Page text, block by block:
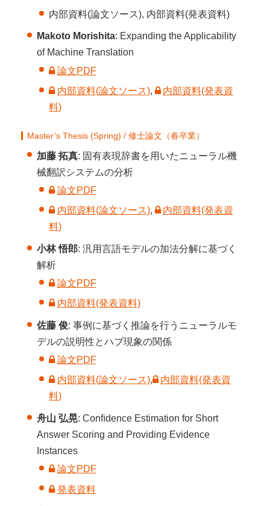
内部資料(論文ソース), 内部資料(発表資料)
Makoto Morishita: Expanding the Applicability
of Machine Translation
論文PDF
内部資料(論文ソース),
内部資料(発表資
料)
Master’s Thesis (Spring) / 修士論文（春卒業）
加藤 拓真: 固有表現辞書を用いたニューラル機
械翻訳システムの分析
論文PDF
内部資料(論文ソース),
内部資料(発表資
料)
小林 悟郎: 汎⽤⾔語モデルの加法分解に基づく
解析
論文PDF
内部資料(発表資料)
佐藤 俊: 事例に基づく推論を行うニューラルモ
デルの説明性とハブ現象の関係
論文PDF
内部資料(論文ソース),
内部資料(発表資
料)
舟山 弘晃: Conﬁdence Estimation for Short
Answer Scoring and Providing Evidence
Instances
論文PDF
発表資料